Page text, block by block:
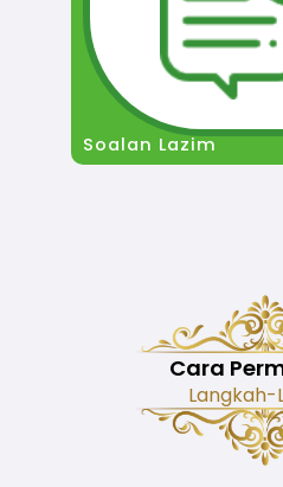
Soalan Lazim
Cara
Langkah-